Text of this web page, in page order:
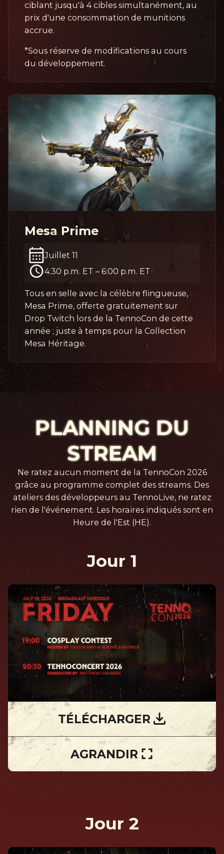
ciblant jusqu'à 4 cibles simultanément, au
prix d'une consommation de munitions
accrue.
*Sous réserve de modifications au cours
du développement.
Mesa Prime
Juillet 11
4:30 p.m. ET – 6:00 p.m. ET
Tous en selle avec la célèbre flingueuse,
Mesa Prime, offerte gratuitement sur
Drop Twitch lors de la TennoCon de cette
année ; juste à temps pour la Collection
Mesa Héritage.
PLANNING DU
STREAM
Ne ratez aucun moment de la TennoCon 2026
grâce au programme complet des streams. Des
ateliers des développeurs au TennoLive, ne ratez
rien de l'événement. Les horaires indiqués sont en
Heure de l'Est (HE).
Jour 1
TÉLÉCHARGER
AGRANDIR
Jour 2